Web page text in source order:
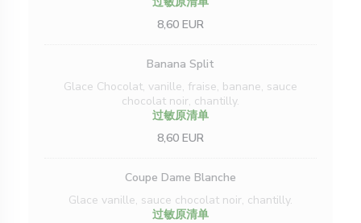
8,60 EUR
Banana Split
Glace Chocolat, vanille, fraise, banane, sauce
chocolat noir, chantilly.
过敏原清单
8,60 EUR
Coupe Dame Blanche
Glace vanille, sauce chocolat noir, chantilly.
过敏原清单